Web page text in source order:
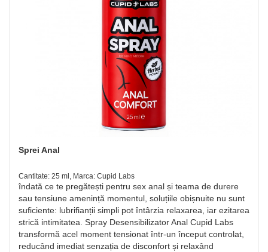
Sprei Anal
Cantitate: 25 ml, Marca: Cupid Labs
îndată ce te pregătești pentru sex anal și teama de durere
sau tensiune amenință momentul, soluțiile obișnuite nu sunt
suficiente: lubrifianții simpli pot întârzia relaxarea, iar ezitarea
strică intimitatea. Spray Desensibilizator Anal Cupid Labs
transformă acel moment tensionat într-un început controlat,
reducând imediat senzația de disconfort și relaxând